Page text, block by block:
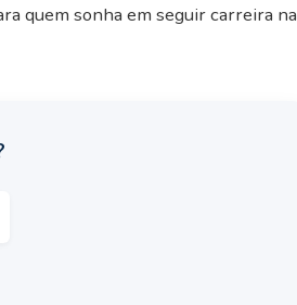
quem sonha em seguir carreira na